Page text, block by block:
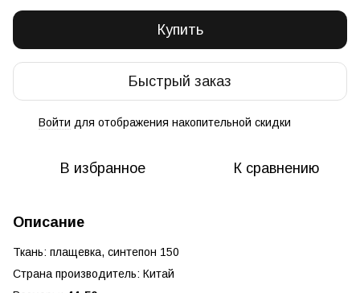
Купить
Быстрый заказ
Войти для отображения накопительной скидки
В избранное К сравнению
Описание
Ткань: плащевка, синтепон 150
Страна производитель: Китай